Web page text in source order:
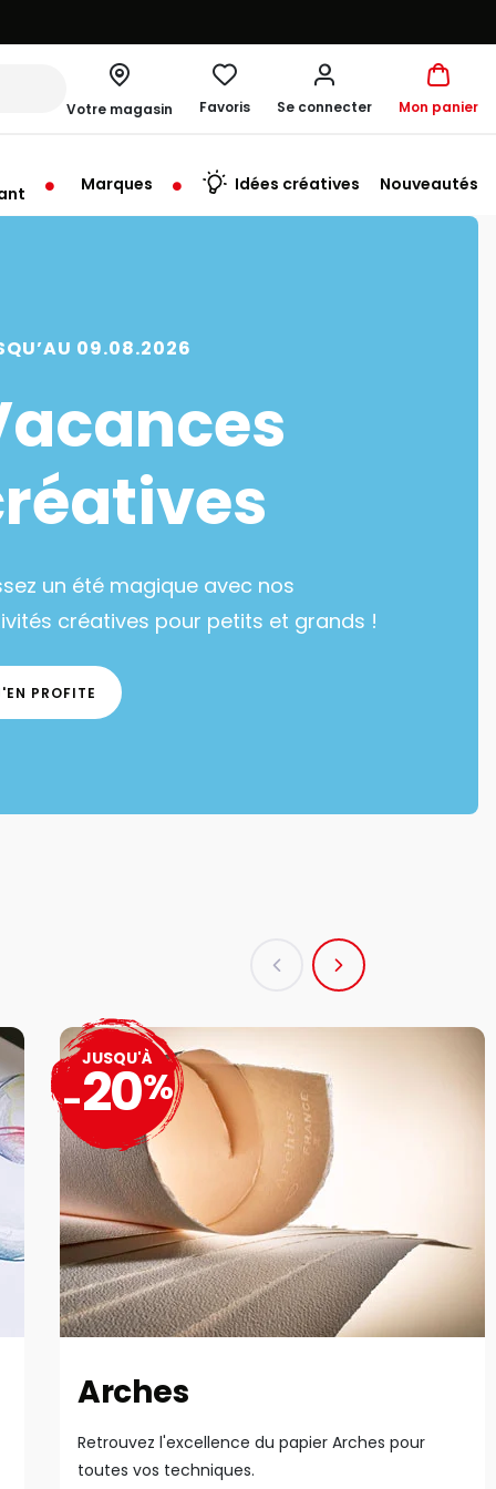
Votre magasin
à 19:30
Favoris Se connecter Mon panier
Marques Idées créatives Nouveautés
09.08.2026
un été magique avec nos
créatives pour petits et grands !
PROFITE
Arches
Retrouvez l'excellence du papier Arches pour
toutes vos techniques.
JUSQU'À
-20%